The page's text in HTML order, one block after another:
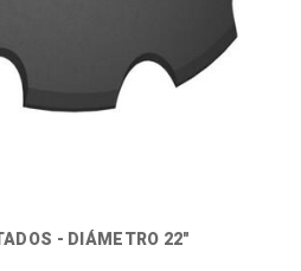
- DIÁMETRO 22"